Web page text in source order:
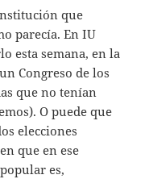
que
parecía. En IU
esta semana, en la
Congreso de los
que no tenían
O puede que
elecciones
que en ese
es,